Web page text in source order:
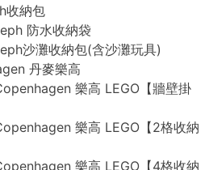
收納包
防水收納袋
沙灘收納包(含沙灘玩具)
丹麥樂高
樂高 LEGO【牆壁掛
樂高 LEGO【2格收納
樂高 LEGO【4格收納